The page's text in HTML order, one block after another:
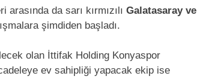
da sarı kırmızılı Galatasaray ve
şimdiden başladı.
olan İttifak Holding Konyaspor
ev sahipliği yapacak ekip ise